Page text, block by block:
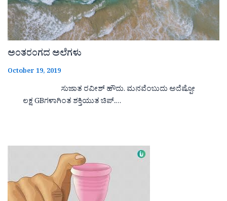
ಅಂತರಂಗದ ಅಲೆಗಳು
October 19, 2019
ಸುಜಾತ ರವೀಶ್ ಹೌದು. ಮನವೆಂಬುದು ಅದೆಷ್ಪೋ
ಲಕ್ಷ GBಗಳಾಗಿಂತ ಶಕ್ತಿಯುತ ಚಿಪ್.…